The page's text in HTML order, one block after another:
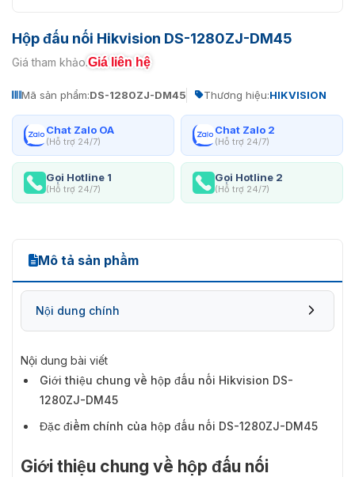
Hộp đấu nối Hikvision DS-1280ZJ-DM45
Giá tham khảo:Giá liên hệ
Mã sản phẩm:DS-1280ZJ-DM45 Thương hiệu:HIKVISION
Chat Zalo OA
(Hỗ trợ 24/7)
Chat Zalo 2
(Hỗ trợ 24/7)
Gọi Hotline 1
(Hỗ trợ 24/7)
Gọi Hotline 2
(Hỗ trợ 24/7)
Mô tả sản phẩm
Nội dung chính
Nội dung bài viết
Giới thiệu chung về hộp đấu nối Hikvision DS-
1280ZJ-DM45
Đặc điểm chính của hộp đấu nối DS-1280ZJ-DM45
Giới thiệu chung về hộp đấu nối